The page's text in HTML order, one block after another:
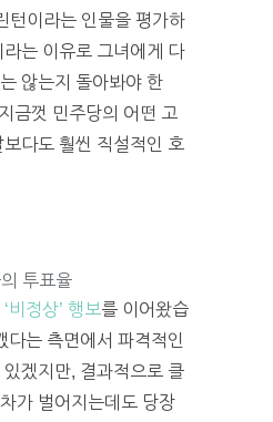
턴이라는 인물을 평가하
는 이유로 그녀에게 다
않는지 돌아봐야 한
금껏 민주당의 어떤 고
다도 훨씬 직설적인 호
투표율
‘비정상’ 행보를 이어왔습
다는 측면에서 파격적인
겠지만, 결과적으로 클
가 벌어지는데도 당장